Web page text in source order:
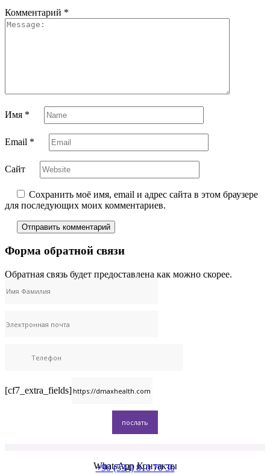
Комментарий *
Имя *
Email *
Сайт
Сохранить моё имя, email и адрес сайта в этом браузере
для последующих моих комментариев.
Форма обратной связи
Обратная связь будет предоставлена ​​как можно скорее.
[cf7_extra_fields]
WhatsApp Контакты
+90 (534) 810 70 30